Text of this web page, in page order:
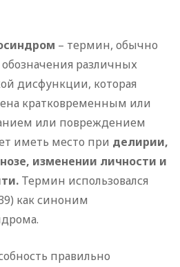
– термин, обычно
различных
дисфункции, которая
кратковременным или
или повреждением
иметь место при делирии,
изменении личности и
Термин использовался
как синоним
правильно